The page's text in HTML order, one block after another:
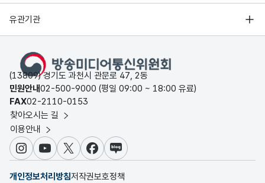
유관기관
(13809) 경기도 과천시 관문로 47, 2동
민원안내02-500-9000 (평일 09:00 ~ 18:00 유료)
FAX02-2110-0153
찾아오시는 길
이용안내
인스타그램
유튜브X 페이스북
블로그
개인정보처리방침저작권보호정책